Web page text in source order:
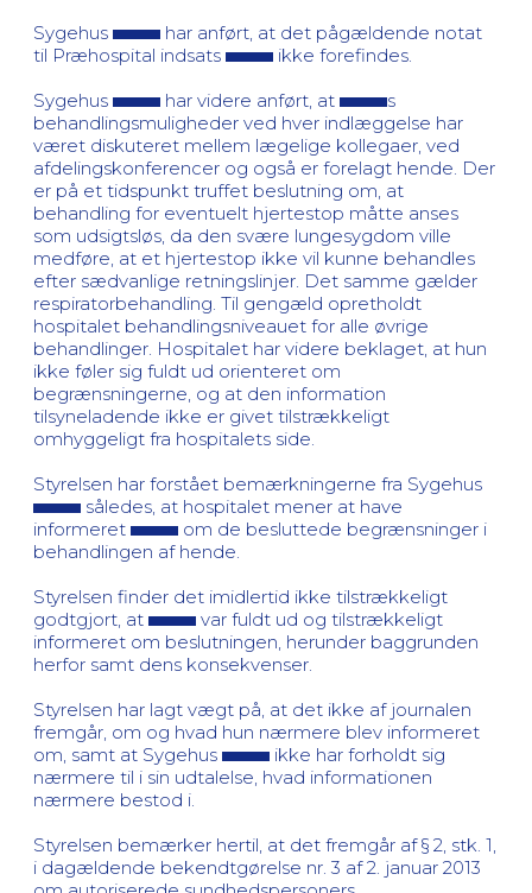
Sygehus
har anført, at det pågældende notat
til Præhospital indsats
ikke forefindes.
Sygehus
har videre anført, at
s
behandlingsmuligheder ved hver indlæggelse har
været diskuteret mellem lægelige kollegaer, ved
afdelingskonferencer og også er forelagt hende. Der
er på et tidspunkt truffet beslutning om, at
behandling for eventuelt hjertestop måtte anses
som udsigtsløs, da den svære lungesygdom ville
medføre, at et hjertestop ikke vil kunne behandles
efter sædvanlige retningslinjer. Det samme gælder
respiratorbehandling. Til gengæld opretholdt
hospitalet behandlingsniveauet for alle øvrige
behandlinger. Hospitalet har videre beklaget, at hun
ikke føler sig fuldt ud orienteret om
begrænsningerne, og at den information
tilsyneladende ikke er givet tilstrækkeligt
omhyggeligt fra hospitalets side.
Styrelsen har forstået bemærkningerne fra Sygehus
således, at hospitalet mener at have
informeret
om de besluttede begrænsninger i
behandlingen af hende.
Styrelsen finder det imidlertid ikke tilstrækkeligt
godtgjort, at
var fuldt ud og tilstrækkeligt
informeret om beslutningen, herunder baggrunden
herfor samt dens konsekvenser.
Styrelsen har lagt vægt på, at det ikke af journalen
fremgår, om og hvad hun nærmere blev informeret
om, samt at Sygehus
ikke har forholdt sig
nærmere til i sin udtalelse, hvad informationen
nærmere bestod i.
Styrelsen bemærker hertil, at det fremgår af § 2, stk. 1,
i dagældende bekendtgørelse nr. 3 af 2. januar 2013